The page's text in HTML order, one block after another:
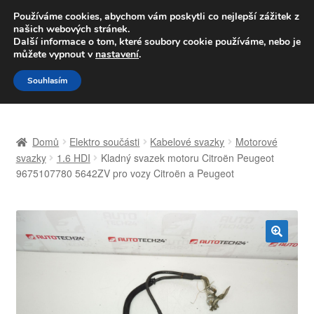
DOPRAVA od 139,-Kč
Volejte po-pá 9-16 704 494 494
Přeskočit
na
navigaci
Přejít
k
obsahu
Celosvětová doprava
Domů Elektro součásti Kabelové svazky
Motorové
svazky
1.6 HDI
Kladný svazek motoru Citroën Peugeot
9675107780 5642ZV pro vozy Citroën a Peugeot
🔍
Používáme cookies, abychom vám poskytli co nejlepší zážitek z
našich webových stránek.
Další informace o tom, které soubory cookie používáme, nebo je
můžete vypnout v nastavení.
Souhlasím